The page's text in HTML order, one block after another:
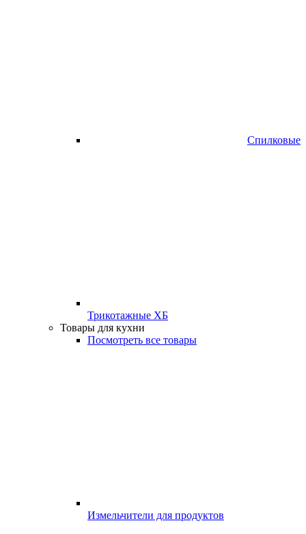
Спилковые
Трикотажные ХБ
Товары для кухни
Посмотреть все товары
Измельчители для продуктов